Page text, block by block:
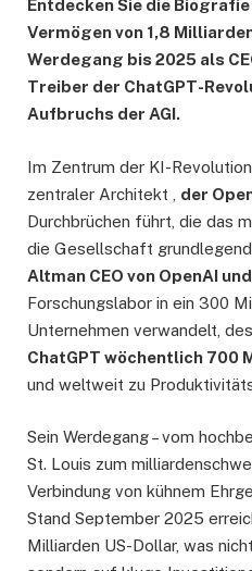
Entdecken Sie die
Vermögen von 1,8
Werdegang bis 2025 als
Treiber der ChatGPT-
Aufbruchs der AGI.
Im Zentrum der KI-
zentraler Architekt , der
Durchbrüchen führt, die das
die Gesellschaft
Altman CEO von OpenAI und
Forschungslabor in ein 300
Unternehmen verwandelt,
ChatGPT wöchentlich 700
und weltweit zu
Sein Werdegang – vom
St. Louis zum
Verbindung von kühnem
Stand September 2025
Milliarden US-Dollar, was